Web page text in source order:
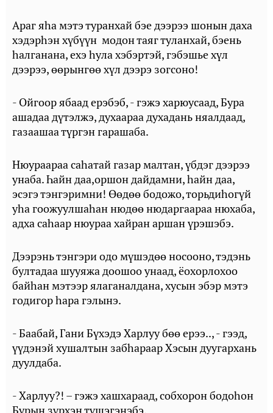
Араг яһа мэтэ туранхай бэе дээрээ шонын даха
хэдэрһэн хүбүүн модон таяг туланхай, бэень
һалганана, ехэ һула хэбэртэй, гэбэшье хүл
дээрээ, өөрынгөө хүл дээрэ зогсоно!
- Ойгоор ябаад ерэбэб, - гэжэ харюусаад, Бура
ашадаа дүтэлжэ, духаараа духадань няалдаад,
газаашаа түргэн гарашаба.
Нюураараа саһатай газар малтан, үбдэг дээрээ
унаба. Һайн даа,оршон дайдамни, һайн даа,
эсэгэ тэнгэримни! Өөдөө бодожо, торьдиһогүй
уһа гоожуулшаһан нюдөө нюдаргаараа нюхаба,
адха саһаар нюураа хайран аршан үрэшэбэ.
Дээрэнь тэнгэри одо мүшэдөө носооно, тэдэнь
бултадаа шууяжа доошоо унаад, ёохорлохоо
байһан мэтээр ялаганалдана, хусын эбэр мэтэ
годигор һара гэлынэ.
- Баабай, Гани Бүхэдэ Харлуу бөө ерээ.., - гээд,
үүдэнэй хушалтын забһараар Хэсын дуугархань
дуулдаба.
- Харлуу?! – гэжэ хашхараад, собхорон бодоһон